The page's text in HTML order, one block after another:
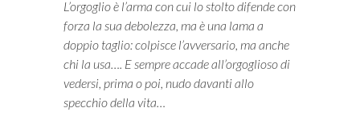
L’orgoglio è l’arma con cui lo stolto difende con
forza la sua debolezza, ma è una lama a
doppio taglio: colpisce l’avversario, ma anche
chi la usa…. E sempre accade all’orgoglioso di
vedersi, prima o poi, nudo davanti allo
specchio della vita…